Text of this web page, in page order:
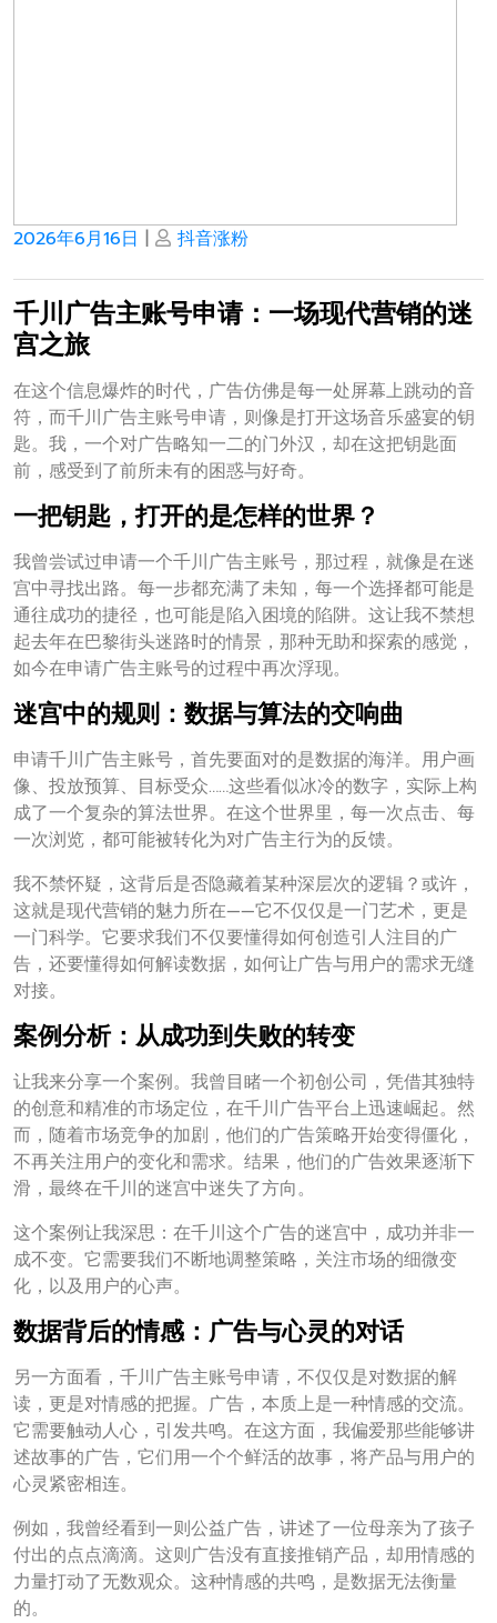
Posted
2026年6月16日 | Posted
抖音涨粉
千川广告主账号申请：一场现代营销的迷
宫之旅
在这个信息爆炸的时代，广告仿佛是每一处屏幕上跳动的音
符，而千川广告主账号申请，则像是打开这场音乐盛宴的钥
匙。我，一个对广告略知一二的门外汉，却在这把钥匙面
前，感受到了前所未有的困惑与好奇。
一把钥匙，打开的是怎样的世界？
我曾尝试过申请一个千川广告主账号，那过程，就像是在迷
宫中寻找出路。每一步都充满了未知，每一个选择都可能是
通往成功的捷径，也可能是陷入困境的陷阱。这让我不禁想
起去年在巴黎街头迷路时的情景，那种无助和探索的感觉，
如今在申请广告主账号的过程中再次浮现。
迷宫中的规则：数据与算法的交响曲
申请千川广告主账号，首先要面对的是数据的海洋。用户画
像、投放预算、目标受众……这些看似冰冷的数字，实际上构
成了一个复杂的算法世界。在这个世界里，每一次点击、每
一次浏览，都可能被转化为对广告主行为的反馈。
我不禁怀疑，这背后是否隐藏着某种深层次的逻辑？或许，
这就是现代营销的魅力所在——它不仅仅是一门艺术，更是
一门科学。它要求我们不仅要懂得如何创造引人注目的广
告，还要懂得如何解读数据，如何让广告与用户的需求无缝
对接。
案例分析：从成功到失败的转变
让我来分享一个案例。我曾目睹一个初创公司，凭借其独特
的创意和精准的市场定位，在千川广告平台上迅速崛起。然
而，随着市场竞争的加剧，他们的广告策略开始变得僵化，
不再关注用户的变化和需求。结果，他们的广告效果逐渐下
滑，最终在千川的迷宫中迷失了方向。
这个案例让我深思：在千川这个广告的迷宫中，成功并非一
成不变。它需要我们不断地调整策略，关注市场的细微变
化，以及用户的心声。
数据背后的情感：广告与心灵的对话
另一方面看，千川广告主账号申请，不仅仅是对数据的解
读，更是对情感的把握。广告，本质上是一种情感的交流。
它需要触动人心，引发共鸣。在这方面，我偏爱那些能够讲
述故事的广告，它们用一个个鲜活的故事，将产品与用户的
心灵紧密相连。
例如，我曾经看到一则公益广告，讲述了一位母亲为了孩子
付出的点点滴滴。这则广告没有直接推销产品，却用情感的
力量打动了无数观众。这种情感的共鸣，是数据无法衡量
的。